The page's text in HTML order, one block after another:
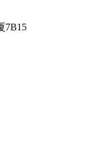
7B15